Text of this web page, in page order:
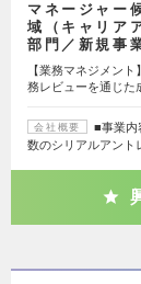
マネージャー
域（キャリア
部門／新規事
【業務マネジメン
務レビューを通じた
会社概要
■事業内
数のシリアルアント